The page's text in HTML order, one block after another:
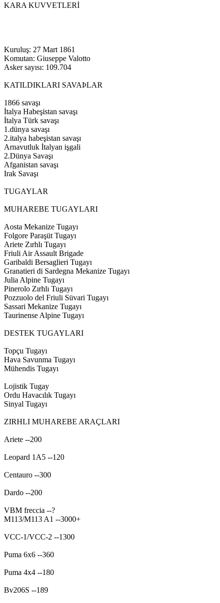
KARA KUVVETLERİ
Kuruluş: 27 Mart 1861
Komutan: Giuseppe Valotto
Asker sayısı: 109.704
KATILDIKLARI SAVAÞLAR
1866 savaşı
İtalya Habeşistan savaşı
İtalya Türk savaşı
1.dünya savaşı
2.italya habeşistan savaşı
Arnavutluk İtalyan işgali
2.Dünya Savaşı
Afganistan savaşı
Irak Savaşı
TUGAYLAR
MUHAREBE TUGAYLARI
Aosta Mekanize Tugayı
Folgore Paraşüt Tugayı
Ariete Zırhlı Tugayı
Friuli Air Assault Brigade
Garibaldi Bersaglieri Tugayı
Granatieri di Sardegna Mekanize Tugayı
Julia Alpine Tugayı
Pinerolo Zırhlı Tugayı
Pozzuolo del Friuli Süvari Tugayı
Sassari Mekanize Tugayı
Taurinense Alpine Tugayı
DESTEK TUGAYLARI
Topçu Tugayı
Hava Savunma Tugayı
Mühendis Tugayı
Lojistik Tugay
Ordu Havacılık Tugayı
Sinyal Tugayı
ZIRHLI MUHAREBE ARAÇLARI
Ariete --200
Leopard 1A5 --120
Centauro --300
Dardo --200
VBM freccia --?
M113/M113 A1 --3000+
VCC-1/VCC-2 --1300
Puma 6x6 --360
Puma 4x4 --180
Bv206S --189